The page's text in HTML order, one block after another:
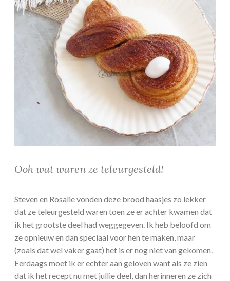
Ooh wat waren ze teleurgesteld!
Steven en Rosalie vonden deze brood haasjes zo lekker
dat ze teleurgesteld waren toen ze er achter kwamen dat
ik het grootste deel had weggegeven. Ik heb beloofd om
ze opnieuw en dan speciaal voor hen te maken, maar
(zoals dat wel vaker gaat) het is er nog niet van gekomen.
Eerdaags moet ik er echter aan geloven want als ze zien
dat ik het recept nu met jullie deel, dan herinneren ze zich